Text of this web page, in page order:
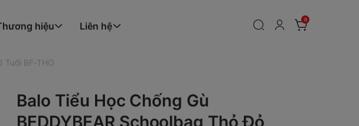
hiệu Liên hệ
0
Tuổi BF-THO
Balo Tiểu Học Chống Gù
BEDDYBEAR Schoolbag Thỏ Đỏ